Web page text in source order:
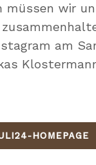
müssen wir
am
HOMEPAGE